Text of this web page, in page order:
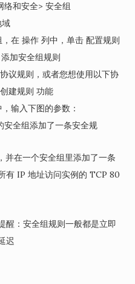
络和安全> 安全组
域
在 操作 列中，单击 配置规则
加安全组规则
议规则，或者您想使用以下协
建规则 功能
输入下图的参数：
安全组添加了一条安全规
并在一个安全组里添加了一条
有 IP 地址访问实例的 TCP 80
醒：安全组规则一般都是立即
迟